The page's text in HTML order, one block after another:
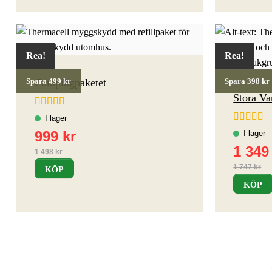
Rea!
Spara 499 kr
Campingpaketet
Betygsatt
av 5
KÖP
Rea!
Spara 398 kr
Stora
Betygsatt
KÖP